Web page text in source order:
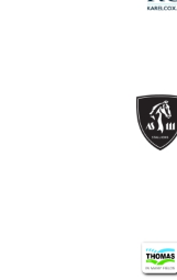
Afbeelding